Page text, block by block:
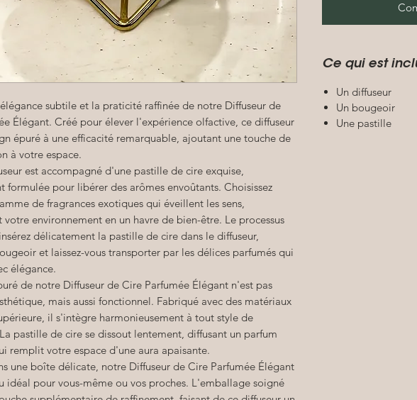
subtile et la praticité raffinée de notre Diffuseur de
Élégant. Créé pour élever l'expérience olfactive, ce diffuseur
épuré à une efficacité remarquable, ajoutant une touche de
à votre espace.
est accompagné d'une pastille de cire exquise,
formulée pour libérer des arômes envoûtants. Choisissez
de fragrances exotiques qui éveillent les sens,
votre environnement en un havre de bien-être. Le processus
délicatement la pastille de cire dans le diffuseur,
et laissez-vous transporter par les délices parfumés qui
élégance.
de notre Diffuseur de Cire Parfumée Élégant n'est pas
mais aussi fonctionnel. Fabriqué avec des matériaux
il s'intègre harmonieusement à tout style de
pastille de cire se dissout lentement, diffusant un parfum
remplit votre espace d'une aura apaisante.
une boîte délicate, notre Diffuseur de Cire Parfumée Élégant
idéal pour vous-même ou vos proches. L'emballage soigné
Ce qui est
Un diffuseur
Un bougeoir
Une pastille